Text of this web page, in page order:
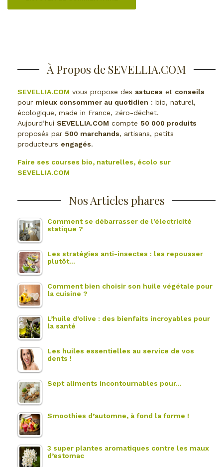
À Propos de SEVELLIA.COM
SEVELLIA.COM vous propose des astuces et conseils
pour mieux consommer au quotidien : bio, naturel,
écologique, made in France, zéro-déchet.
Aujourd’hui SEVELLIA.COM compte 50 000 produits
proposés par 500 marchands, artisans, petits
producteurs engagés.
Faire ses courses bio, naturelles, écolo sur
SEVELLIA.COM
Nos Articles phares
Comment se débarrasser de l’électricité
statique ?
Les stratégies anti-insectes : les repousser
plutôt…
Comment bien choisir son huile végétale pour
la cuisine ?
L’huile d’olive : des bienfaits incroyables pour
la santé
Les huiles essentielles au service de vos
dents !
Sept aliments incontournables pour…
Smoothies d’automne, à fond la forme !
3 super plantes aromatiques contre les maux
d’estomac